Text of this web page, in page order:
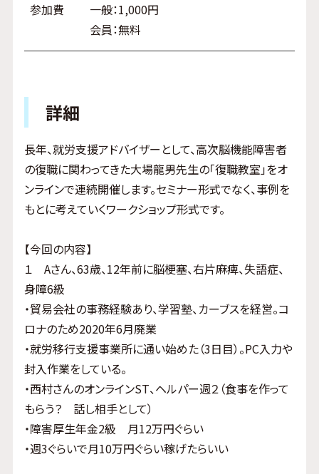
参加費
一般：1,000円
会員：無料
詳細
長年、就労支援アドバイザーとして、高次脳機能障害者
の復職に関わってきた大場龍男先生の「復職教室」をオ
ンラインで連続開催します。セミナー形式でなく、事例を
もとに考えていくワークショップ形式です。
【今回の内容】
１ Aさん、63歳、12年前に脳梗塞、右片麻痺、失語症、
身障6級
・貿易会社の事務経験あり、学習塾、カーブスを経営。コ
ロナのため2020年6月廃業
・就労移行支援事業所に通い始めた（3日目）。PC入力や
封入作業をしている。
・西村さんのオンラインST、ヘルパー週２（食事を作って
もらう？ 話し相手として）
・障害厚生年金2級 月12万円ぐらい
・週3ぐらいで月10万円ぐらい稼げたらいい